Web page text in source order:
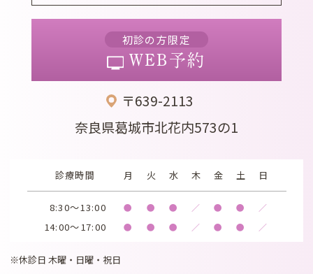
初診の方限定
WEB予約
〒639-2113
奈良県葛城市北花内573の1
診療時間 月 火 水 木 金 土 日
8:30～13:00 ● ● ● ／ ● ● ／
14:00～17:00 ● ● ● ／ ● ● ／
※休診日 木曜・日曜・祝日